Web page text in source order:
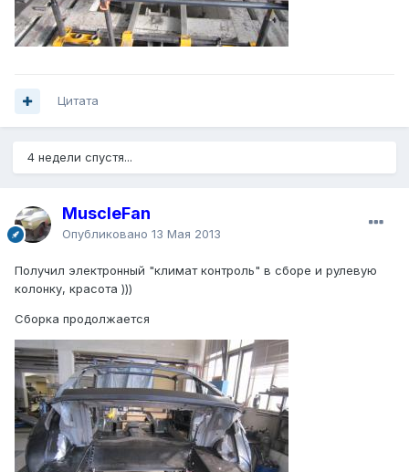
Цитата
4 недели спустя...
MuscleFan
Опубликовано 13 Мая 2013
Получил электронный "климат контроль" в сборе и рулевую
колонку, красота )))
Сборка продолжается